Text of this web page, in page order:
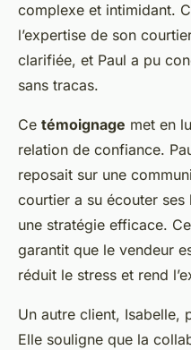
complexe et intimidant.
l’expertise de son
clarifiée, et Paul a pu
sans tracas.
Ce témoignage met en
relation de confiance.
reposait sur une
courtier a su écouter
une stratégie efficace.
garantit que le vendeur
réduit le stress et rend
Un autre client, Isabelle,
Elle souligne que la